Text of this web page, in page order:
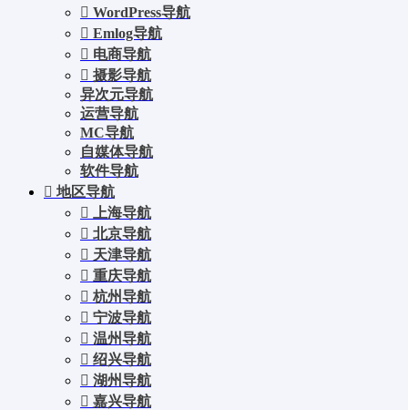
WordPress导航
Emlog导航
电商导航
摄影导航
异次元导航
运营导航
MC导航
自媒体导航
软件导航
地区导航
上海导航
北京导航
天津导航
重庆导航
杭州导航
宁波导航
温州导航
绍兴导航
湖州导航
嘉兴导航